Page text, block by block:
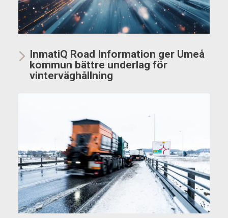
InmatiQ Road Information ger Umeå
kommun bättre underlag för
vinterväghållning